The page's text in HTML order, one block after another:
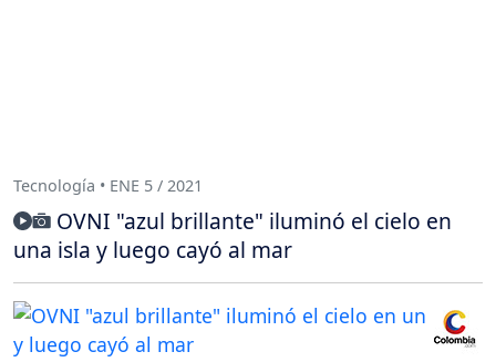
Tecnología • ENE 5 / 2021
OVNI "azul brillante" iluminó el cielo en
una isla y luego cayó al mar